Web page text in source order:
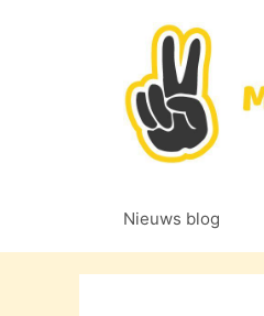
Nieuws blog